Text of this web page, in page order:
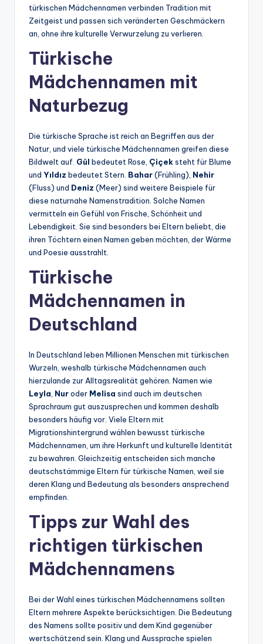
türkischen Mädchennamen verbinden Tradition mit
Zeitgeist und passen sich veränderten Geschmäckern
an, ohne ihre kulturelle Verwurzelung zu verlieren.
Türkische
Mädchennamen mit
Naturbezug
Die türkische Sprache ist reich an Begriffen aus der
Natur, und viele türkische Mädchennamen greifen diese
Bildwelt auf. Gül bedeutet Rose, Çiçeksteht für Blume
und Yıldız bedeutet Stern. Bahar(Frühling), Nehir
(Fluss) und Deniz (Meer) sind weitere Beispiele für
diese naturnahe Namenstradition. Solche Namen
vermitteln ein Gefühl von Frische, Schönheit und
Lebendigkeit. Sie sind besonders bei Eltern beliebt, die
ihren Töchtern einen Namen geben möchten, der Wärme
und Poesie ausstrahlt.
Türkische
Mädchennamen in
Deutschland
In Deutschland leben Millionen Menschen mit türkischen
Wurzeln, weshalb türkische Mädchennamen auch
hierzulande zur Alltagsrealität gehören. Namen wie
Leyla Nuroder Melisa sind auch im deutschen
Sprachraum gut auszusprechen und kommen deshalb
besonders häufig vor. Viele Eltern mit
Migrationshintergrund wählen bewusst türkische
Mädchennamen, um ihre Herkunft und kulturelle Identität
zu bewahren. Gleichzeitig entscheiden sich manche
deutschstämmige Eltern für türkische Namen, weil sie
deren Klang und Bedeutung als besonders ansprechend
empfinden.
Tipps zur Wahl des
richtigen türkischen
Mädchennamens
Bei der Wahl eines türkischen Mädchennamens sollten
Eltern mehrere Aspekte berücksichtigen. Die Bedeutung
des Namens sollte positiv und dem Kind gegenüber
wertschätzend sein. Klang und Aussprache spielen